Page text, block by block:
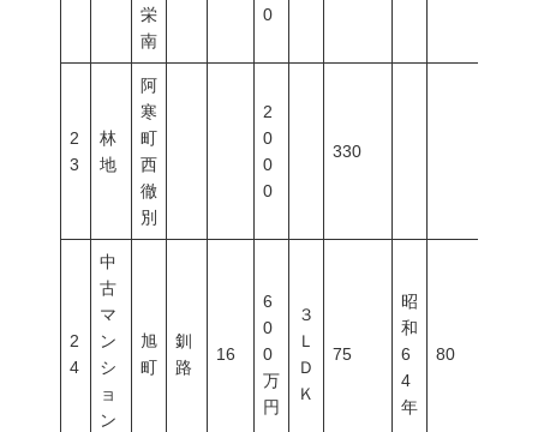
栄
南
0
2
3
林
地
阿
寒
町
西
徹
別
2
0
0
0
330
2
4
中
古
マ
ン
シ
ョ
ン
旭
町
釧
路
16
6
0
0
万
円
３
Ｌ
Ｄ
Ｋ
75
昭
和
6
4
年
80